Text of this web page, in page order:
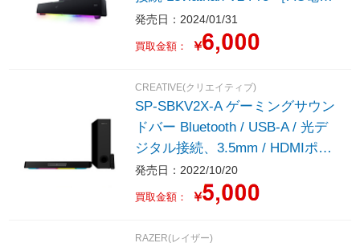
源］
発売日：2024/01/31
買取金額： ￥
CREATIVE(クリエイティブ)
SP-SBKV2X-A ゲーミングサウン
ドバー Bluetooth / USB-A / 光デ
ジタル接続、3.5mm / HDMIポー
ト搭載 Sound Blaster Katana V2X
［AC電源］
発売日：2022/10/20
買取金額： ￥
RAZER(レイザー)